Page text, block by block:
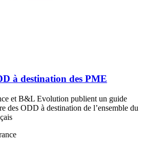
à destination des PME
et B&L Evolution publient un guide
des ODD à destination de l’ensemble du